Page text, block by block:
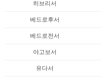
히브리서
베드로후서
베드로전서
야고보서
유다서